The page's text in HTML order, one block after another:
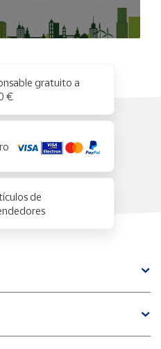
gratuito a
€
de